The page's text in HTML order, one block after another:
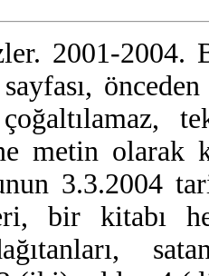
2001-2004.
metin olarak
3.3.2004
bir kitabı